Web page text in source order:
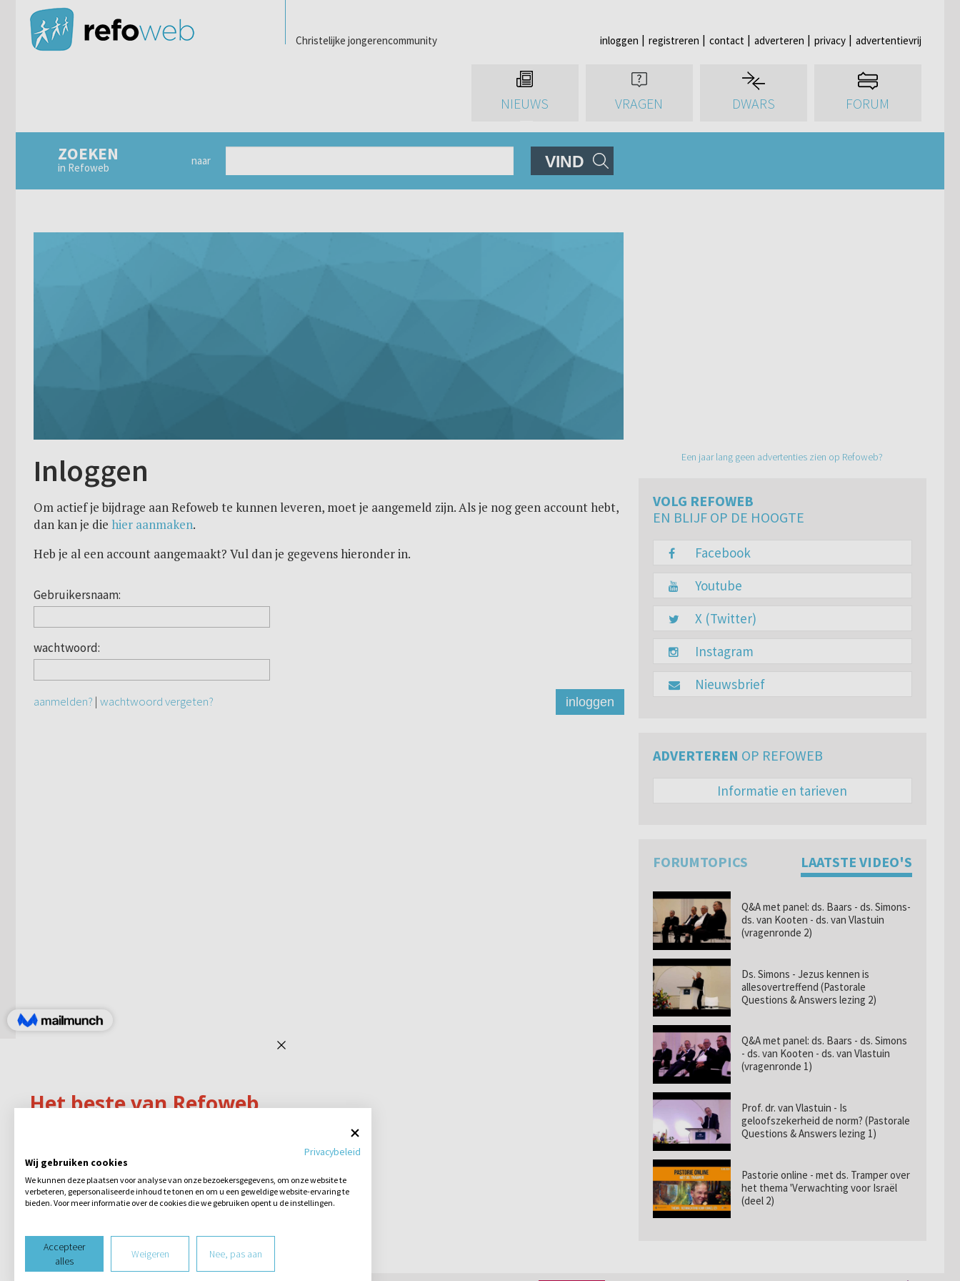
Christelijke jongerencommunity inloggen registreren contact adverteren privacy advertentievrij
NIEUWS VRAGEN DWARS FORUM
ZOEKEN
in Refoweb
naar VIND
Inloggen
Om actief je bijdrage aan Refoweb te kunnen leveren, moet je aangemeld zijn. Als je nog geen account hebt,
dan kan je die hier aanmaken.
Heb je al een account aangemaakt? Vul dan je gegevens hieronder in.
Gebruikersnaam:
wachtwoord:
aanmelden? | wachtwoord vergeten? inloggen
Een jaar lang geen advertenties zien op Refoweb?
VOLG REFOWEB
EN BLIJF OP DE HOOGTE
Facebook
Youtube
X (Twitter)
Instagram
Nieuwsbrief
ADVERTEREN OP REFOWEB
Informatie en tarieven
FORUMTOPICS LAATSTE VIDEO'S
Q&A met panel: ds. Baars - ds. Simons-
ds. van Kooten - ds. van Vlastuin
(vragenronde 2)
Ds. Simons - Jezus kennen is
allesovertreffend (Pastorale
Questions & Answers lezing 2)
Q&A met panel: ds. Baars - ds. Simons
- ds. van Kooten - ds. van Vlastuin
(vragenronde 1)
Prof. dr. van Vlastuin - Is
geloofszekerheid de norm? (Pastorale
Questions & Answers lezing 1)
Pastorie online - met ds. Tramper over
het thema 'Verwachting voor Israël
(deel 2)
Privacybeleid
Wij gebruiken cookies
We kunnen deze plaatsen voor analyse van onze bezoekersgegevens, om onze website te
verbeteren, gepersonaliseerde inhoud te tonen en om u een geweldige website-ervaring te
bieden. Voor meer informatie over de cookies die we gebruiken opent u de instellingen.
Accepteer
alles
Weigeren Nee, pas aan